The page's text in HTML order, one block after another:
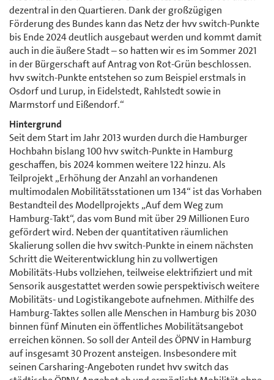
dezentral in den Quartieren. Dank der großzügigen
Förderung des Bundes kann das Netz der hvv switch-Punkte
bis Ende 2024 deutlich ausgebaut werden und kommt damit
auch in die äußere Stadt – so hatten wir es im Sommer 2021
in der Bürgerschaft auf Antrag von Rot-Grün beschlossen.
hvv switch-Punkte entstehen so zum Beispiel erstmals in
Osdorf und Lurup, in Eidelstedt, Rahlstedt sowie in
Marmstorf und Eißendorf.“
Hintergrund
Seit dem Start im Jahr 2013 wurden durch die Hamburger
Hochbahn bislang 100 hvv switch-Punkte in Hamburg
geschaffen, bis 2024 kommen weitere 122 hinzu. Als
Teilprojekt „Erhöhung der Anzahl an vorhandenen
multimodalen Mobilitätsstationen um 134“ ist das Vorhaben
Bestandteil des Modellprojekts „Auf dem Weg zum
Hamburg-Takt“, das vom Bund mit über 29 Millionen Euro
gefördert wird. Neben der quantitativen räumlichen
Skalierung sollen die hvv switch-Punkte in einem nächsten
Schritt die Weiterentwicklung hin zu vollwertigen
Mobilitäts-Hubs vollziehen, teilweise elektrifiziert und mit
Sensorik ausgestattet werden sowie perspektivisch weitere
Mobilitäts- und Logistikangebote aufnehmen. Mithilfe des
Hamburg-Taktes sollen alle Menschen in Hamburg bis 2030
binnen fünf Minuten ein öffentliches Mobilitätsangebot
erreichen können. So soll der Anteil des ÖPNV in Hamburg
auf insgesamt 30 Prozent ansteigen. Insbesondere mit
seinen Carsharing-Angeboten rundet hvv switch das